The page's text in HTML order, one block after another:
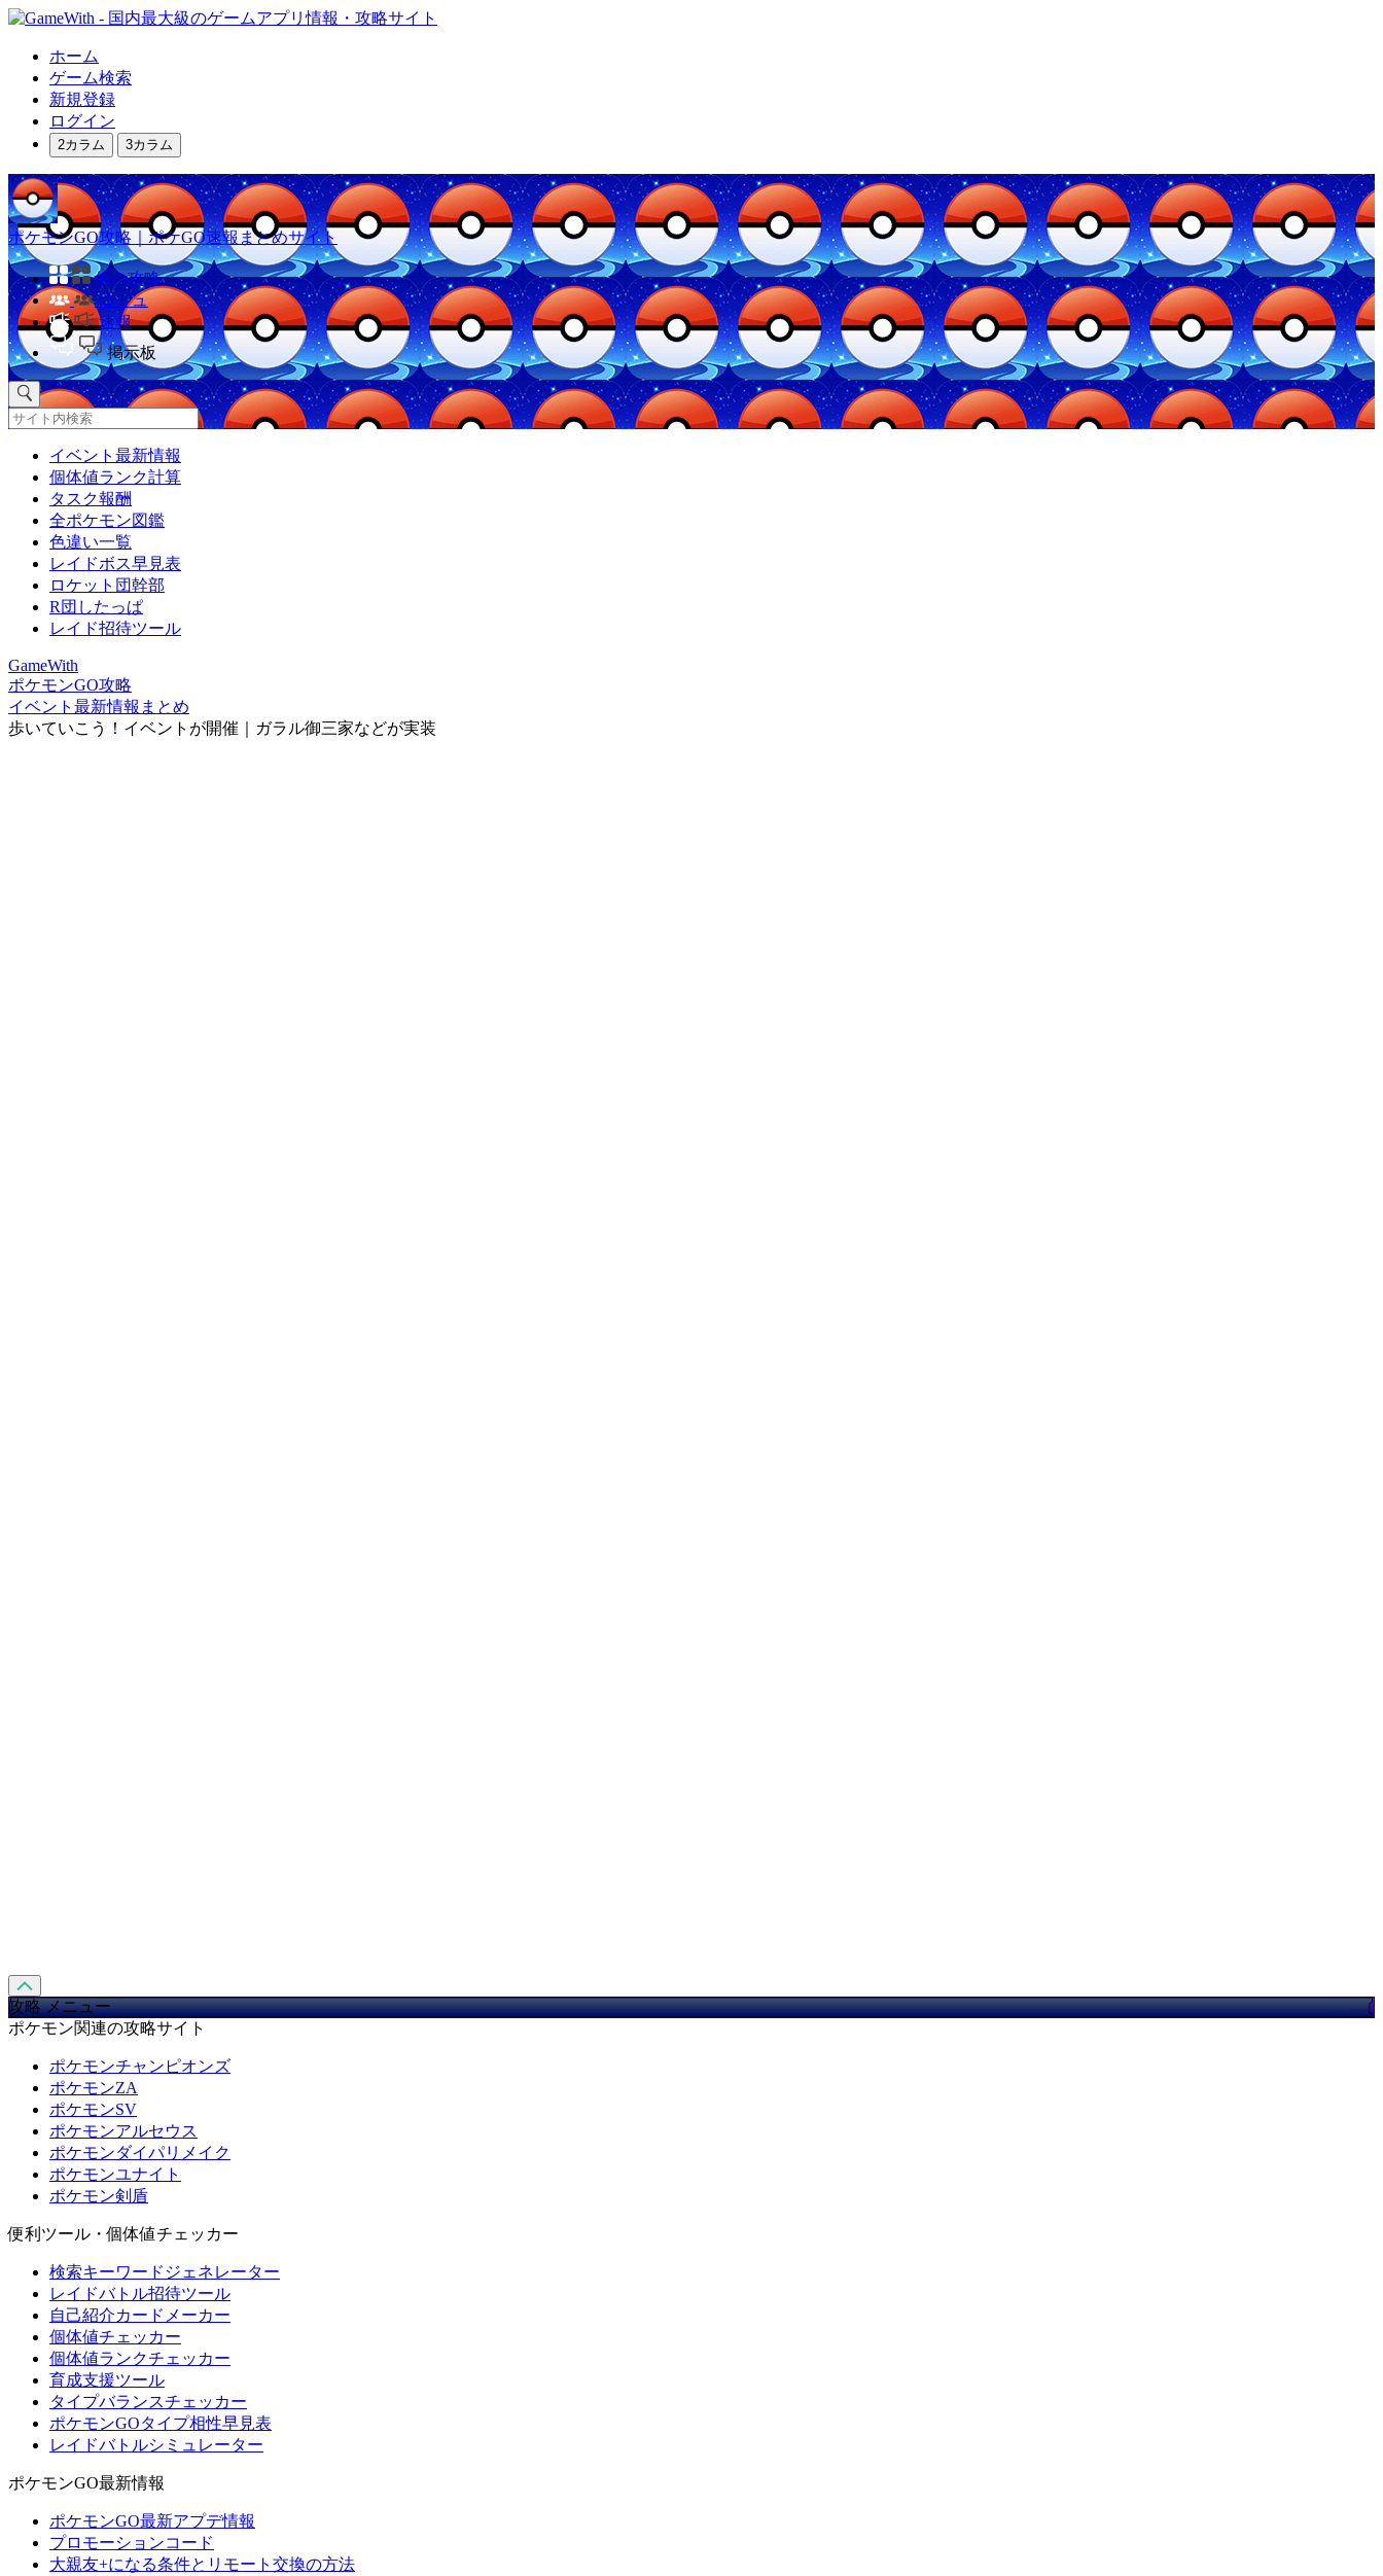
ホーム
ゲーム検索
新規登録
ログイン
2カラム 3カラム
ポケモンGO攻略｜ポケGO速報まとめサイト
他の攻略
コミュ
速報
掲示板
イベント最新情報
個体値ランク計算
タスク報酬
全ポケモン図鑑
色違い一覧
レイドボス早見表
ロケット団幹部
R団したっぱ
レイド招待ツール
GameWith
ポケモンGO攻略
イベント最新情報まとめ
歩いていこう！イベントが開催｜ガラル御三家などが実装
攻略 メニュー
ポケモン関連の攻略サイト
ポケモンチャンピオンズ
ポケモンZA
ポケモンSV
ポケモンアルセウス
ポケモンダイパリメイク
ポケモンユナイト
ポケモン剣盾
便利ツール・個体値チェッカー
検索キーワードジェネレーター
レイドバトル招待ツール
自己紹介カードメーカー
個体値チェッカー
個体値ランクチェッカー
育成支援ツール
タイプバランスチェッカー
ポケモンGOタイプ相性早見表
レイドバトルシミュレーター
ポケモンGO最新情報
ポケモンGO最新アプデ情報
プロモーションコード
大親友+になる条件とリモート交換の方法